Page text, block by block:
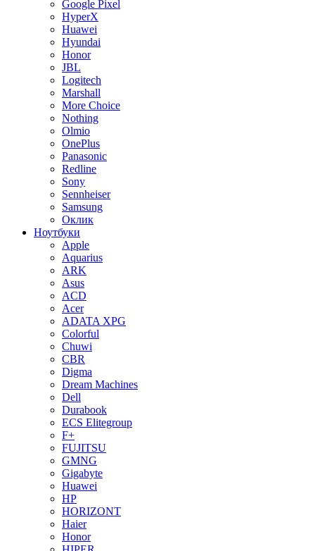
Google Pixel
HyperX
Huawei
Hyundai
Honor
JBL
Logitech
Marshall
More Choice
Nothing
Olmio
OnePlus
Panasonic
Redline
Sony
Sennheiser
Samsung
Оклик
Ноутбуки
Apple
Aquarius
ARK
Asus
ACD
Acer
ADATA XPG
Colorful
Chuwi
CBR
Digma
Dream Machines
Dell
Durabook
ECS Elitegroup
F+
FUJITSU
GMNG
Gigabyte
Huawei
HP
HORIZONT
Haier
Honor